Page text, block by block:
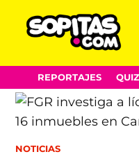
Skip
to
content
REPORTAJES
POSTED
NOTICIAS